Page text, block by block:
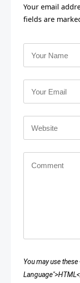
Your email
fields are
You may use